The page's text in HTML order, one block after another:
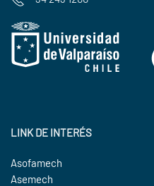
LINK DE INTERÉS
Asofamech
Asemech